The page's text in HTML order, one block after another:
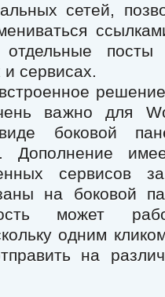
сетей,
сервисах.
важно для
боковой
Дополнение
сервисов
на боковой
может
одним
на